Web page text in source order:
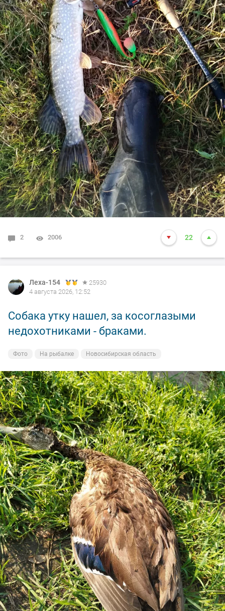
2 2006 22
Леха-154
25930
4 августа 2026, 12:52
Собака утку нашел, за косоглазыми
недохотниками - браками.
Фото На рыбалке Новосибирская область